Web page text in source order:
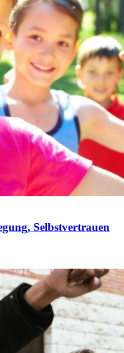
Selbstvertrauen